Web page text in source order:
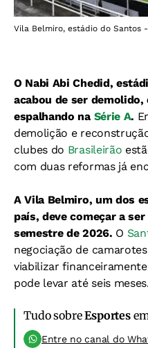
Vila Belmiro, estádio do Santos
O Nabi Abi Chedid,
acabou de ser
espalhando na Série A.
demolição e
clubes do Brasileirão
com duas reformas já
A Vila Belmiro, um dos
país, deve começar a
semestre de 2026. O
negociação de
viabilizar
pode levar até seis meses.
Tudo sobreEsportes
Entre no canal do